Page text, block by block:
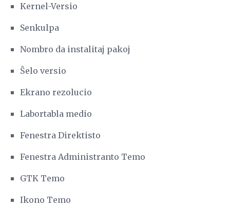
Kernel-Versio
Senkulpa
Nombro da instalitaj pakoj
Ŝelo versio
Ekrano rezolucio
Labortabla medio
Fenestra Direktisto
Fenestra Administranto Temo
GTK Temo
Ikono Temo